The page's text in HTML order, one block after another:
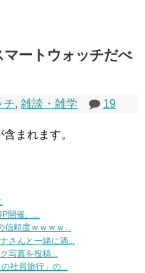
ートウォッチだべ
チ,雑談・雑学 19
まれます。
開催、...
信頼度ｗｗｗｗ...
さんと一緒に酒...
写真を投稿...
社員旅行」の...